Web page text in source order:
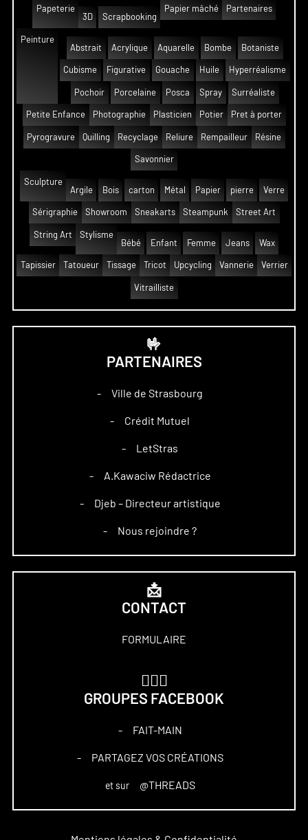
Papeterie
3D
Scrapbooking
Papier mâché Partenaires
Peinture
Abstrait
Acrylique Aquarelle Bombe Botaniste
Cubisme Figurative Gouache Huile Hyperréalisme
Pochoir Porcelaine Posca Spray Surréaliste
Petite Enfance Photographie Plasticien Potier Pret à porter
Pyrogravure Quilling Recyclage Reliure Rempailleur Résine
Savonnier
Sculpture
Argile
Bois carton Métal Papier pierre Verre
Sérigraphie Showroom Sneakarts Steampunk Street Art
String Art
Stylisme
Bébé
Enfant Femme Jeans Wax
Tapissier Tatoueur Tissage Tricot Upcycling Vannerie Verrier
Vitrailliste
🤟
PARTENAIRES
– Ville de Strasbourg
– Crédit Mutuel
– LetStras
– A.Kawaciw Rédactrice
– Djeb – Directeur artistique
– Nous rejoindre ?
📩
CONTACT
FORMULAIRE
GROUPES FACEBOOK
– FAIT-MAIN
– PARTAGEZ VOS CRÉATIONS
et sur @THREADS